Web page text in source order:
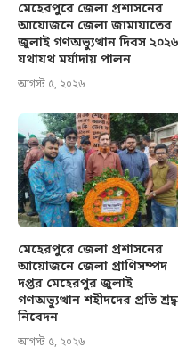
মেহেরপুরে জেলা প্রশাসনের
আয়োজনে জেলা জামায়াতের
জুলাই গণঅভ্যুত্থান দিবস ২০২৬
যথাযথ মর্যাদায় পালন
আগস্ট ৫, ২০২৬
মেহেরপুরে জেলা প্রশাসনের
আয়োজনে জেলা প্রাণিসম্পদ
দপ্তর মেহেরপুর জুলাই
গণঅভ্যুত্থান শহীদদের প্রতি
নিবেদন
আগস্ট ৫, ২০২৬